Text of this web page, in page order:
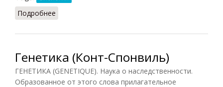
Подробнее
Генетика (Конт-Спонвиль)
ГЕНЕТИКА (GENETIQUE). Наука о наследственности.
Образованное от этого слова прилагательное